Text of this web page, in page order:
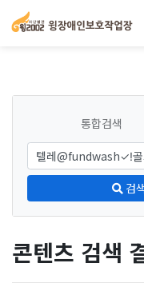
통합검색
검색
콘텐츠 검색